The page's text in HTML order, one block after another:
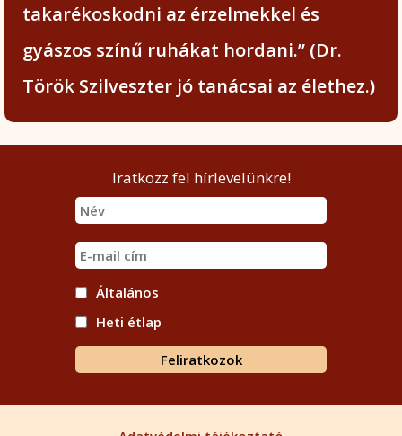
takarékoskodni az érzelmekkel és
gyászos színű ruhákat hordani.” (Dr.
Török Szilveszter jó tanácsai az élethez.)
Iratkozz fel hírlevelünkre!
Általános
Heti étlap